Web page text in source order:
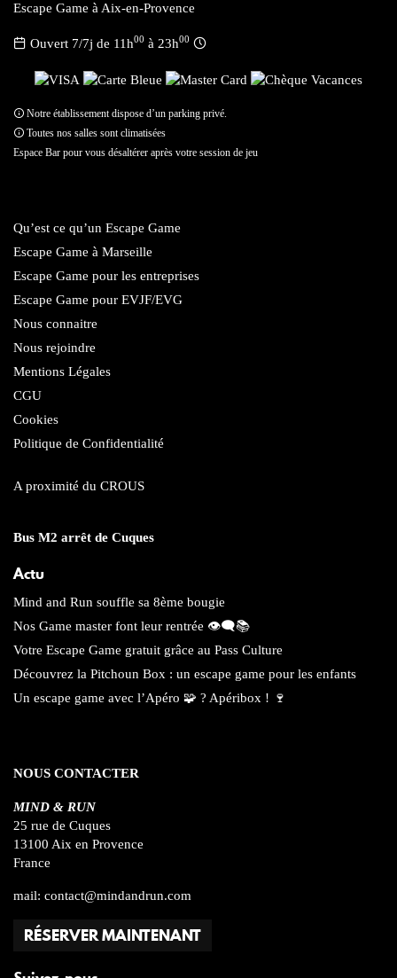
Escape Game à Aix-en-Provence
Ouvert 7/7j de 11h00 à 23h00
Notre établissement dispose d’un parking privé.
Toutes nos salles sont climatisées
Espace Bar pour vous désaltérer après votre session de jeu
Qu’est ce qu’un Escape Game
Escape Game à Marseille
Escape Game pour les entreprises
Escape Game pour EVJF/EVG
Nous connaitre
Nous rejoindre
Mentions Légales
CGU
Cookies
Politique de Confidentialité
A proximité du CROUS
Bus M2 arrêt de Cuques
Actu
Mind and Run souffle sa 8ème bougie
Nos Game master font leur rentrée 👁️‍🗨️📚
Votre Escape Game gratuit grâce au Pass Culture
Découvrez la Pitchoun Box : un escape game pour les enfants
Un escape game avec l’Apéro 🧩 ? Apéribox ! 🍷
NOUS CONTACTER
MIND & RUN
25 rue de Cuques
13100 Aix en Provence
France
mail: contact@mindandrun.com
RÉSERVER MAINTENANT